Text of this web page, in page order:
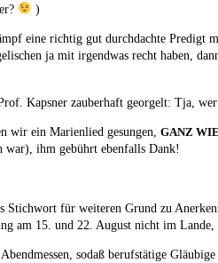
)
eine richtig gut durchdachte Predigt
ja mit irgendwas recht haben,
Kapsner zauberhaft georgelt: Tja,
wir ein Marienlied gesungen, GANZ
war), ihm gebührt ebenfalls Dank!
Stichwort für weiteren Grund zu
am 15. und 22. August nicht im
sodaß berufstätige